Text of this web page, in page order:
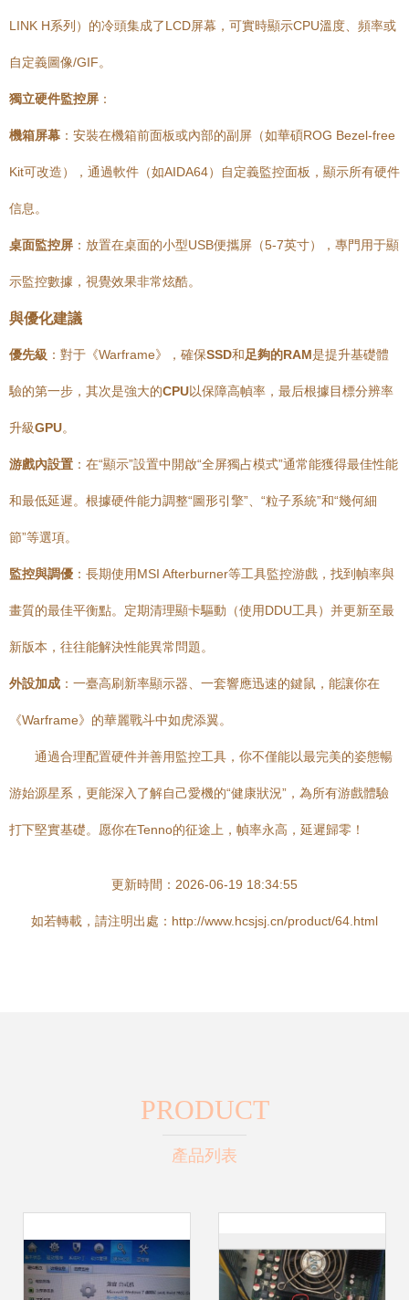
LINK H系列）的冷頭集成了LCD屏幕，可實時顯示CPU溫度、頻率或
自定義圖像/GIF。
獨立硬件監控屏 ：
機箱屏幕 ：安裝在機箱前面板或內部的副屏（如華碩ROG Bezel-free
Kit可改造），通過軟件（如AIDA64）自定義監控面板，顯示所有硬件
信息。
桌面監控屏 ：放置在桌面的小型USB便攜屏（5-7英寸），專門用于顯
示監控數據，視覺效果非常炫酷。
與優化建議
優先級 ：對于《Warframe》，確保SSD和足夠的RAM是提升基礎體
驗的第一步，其次是強大的CPU以保障高幀率，最后根據目標分辨率
升級GPU。
游戲內設置 ：在“顯示”設置中開啟“全屏獨占模式”通常能獲得最佳性能
和最低延遲。根據硬件能力調整“圖形引擎”、“粒子系統”和“幾何細
節”等選項。
監控與調優 ：長期使用MSI Afterburner等工具監控游戲，找到幀率與
畫質的最佳平衡點。定期清理顯卡驅動（使用DDU工具）并更新至最
新版本，往往能解決性能異常問題。
外設加成 ：一臺高刷新率顯示器、一套響應迅速的鍵鼠，能讓你在
《Warframe》的華麗戰斗中如虎添翼。
通過合理配置硬件并善用監控工具，你不僅能以最完美的姿態暢
游始源星系，更能深入了解自己愛機的“健康狀況”，為所有游戲體驗
打下堅實基礎。愿你在Tenno的征途上，幀率永高，延遲歸零！
更新時間：2026-06-19 18:34:55
如若轉載，請注明出處：http://www.hcsjsj.cn/product/64.html
PRODUCT
產品列表